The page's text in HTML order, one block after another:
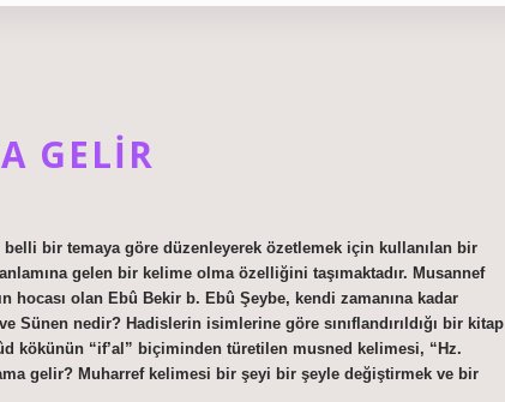
GELIR
bir temaya göre düzenleyerek özetlemek için kullanılan bir
gelen bir kelime olma özelliğini taşımaktadır. Musannef
hocası olan Ebû Bekir b. Ebû Şeybe, kendi zamanına kadar
Sünen nedir? Hadislerin isimlerine göre sınıflandırıldığı bir kitap
kökünün “if’al” biçiminden türetilen musned kelimesi, “Hz.
gelir? Muharref kelimesi bir şeyi bir şeyle değiştirmek ve bir